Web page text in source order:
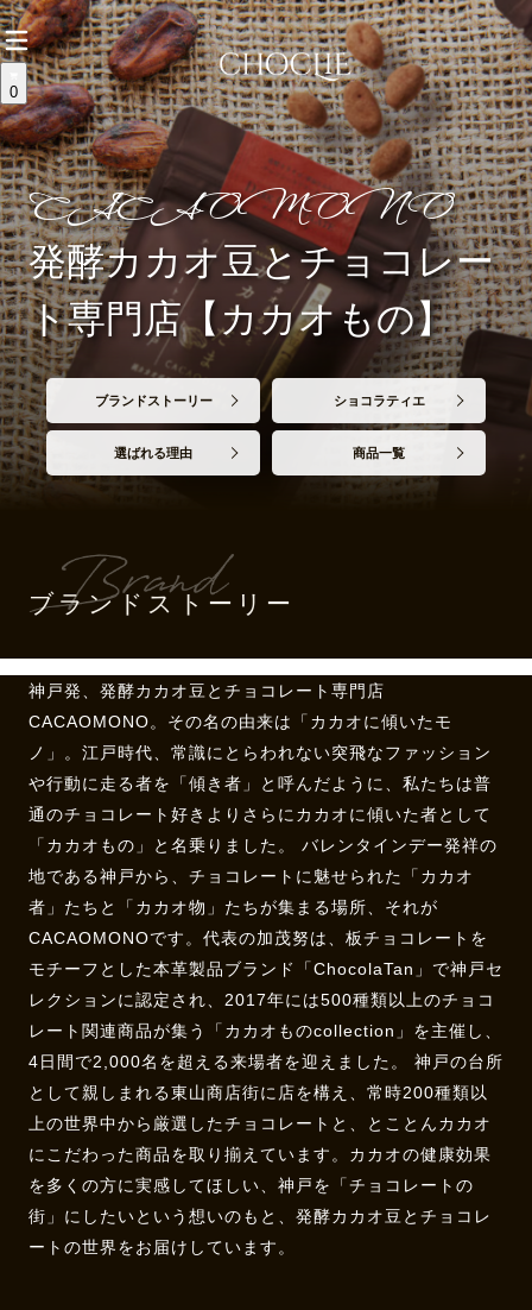
0
CACAOMONO
発酵カカオ豆とチョコレー
ト専門店【カカオもの】
ブランドストーリー ショコラティエ
選ばれる理由 商品一覧
ブランドストーリー
神戸発、発酵カカオ豆とチョコレート専門店
CACAOMONO。その名の由来は「カカオに傾いたモ
ノ」。江戸時代、常識にとらわれない突飛なファッション
や行動に走る者を「傾き者」と呼んだように、私たちは普
通のチョコレート好きよりさらにカカオに傾いた者として
「カカオもの」と名乗りました。 バレンタインデー発祥の
地である神戸から、チョコレートに魅せられた「カカオ
者」たちと「カカオ物」たちが集まる場所、それが
CACAOMONOです。代表の加茂努は、板チョコレートを
モチーフとした本革製品ブランド「ChocolaTan」で神戸セ
レクションに認定され、2017年には500種類以上のチョコ
レート関連商品が集う「カカオものcollection」を主催し、
4日間で2,000名を超える来場者を迎えました。 神戸の台所
として親しまれる東山商店街に店を構え、常時200種類以
上の世界中から厳選したチョコレートと、とことんカカオ
にこだわった商品を取り揃えています。カカオの健康効果
を多くの方に実感してほしい、神戸を「チョコレートの
街」にしたいという想いのもと、発酵カカオ豆とチョコレ
ートの世界をお届けしています。